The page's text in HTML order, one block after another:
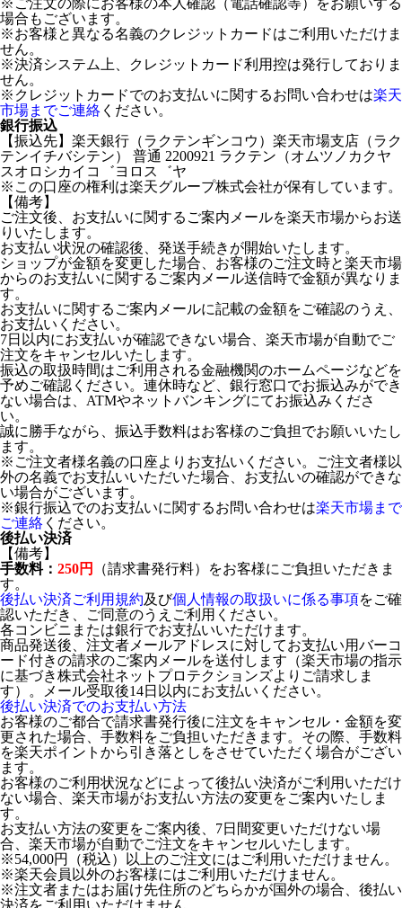
※ご注文の際にお客様の本人確認（電話確認等）をお願いする
場合もございます。
※お客様と異なる名義のクレジットカードはご利用いただけま
せん。
※決済システム上、クレジットカード利用控は発行しておりま
せん。
※クレジットカードでのお支払いに関するお問い合わせは楽天
市場までご連絡 ください。
銀行振込
【振込先】楽天銀行（ラクテンギンコウ）楽天市場支店（ラク
テンイチバシテン） 普通 2200921 ラクテン（オムツノカクヤ
スオロシカイコ゛ヨロス゛ヤ
※この口座の権利は楽天グループ株式会社が保有しています。
【備考】
ご注文後、お支払いに関するご案内メールを楽天市場からお送
りいたします。
お支払い状況の確認後、発送手続きが開始いたします。
ショップが金額を変更した場合、お客様のご注文時と楽天市場
からのお支払いに関するご案内メール送信時で金額が異なりま
す。
お支払いに関するご案内メールに記載の金額をご確認のうえ、
お支払いください。
7日以内にお支払いが確認できない場合、楽天市場が自動でご
注文をキャンセルいたします。
振込の取扱時間はご利用される金融機関のホームページなどを
予めご確認ください。連休時など、銀行窓口でお振込みができ
ない場合は、ATMやネットバンキングにてお振込みくださ
い。
誠に勝手ながら、振込手数料はお客様のご負担でお願いいたし
ます。
※ご注文者様名義の口座よりお支払いください。ご注文者様以
外の名義でお支払いいただいた場合、お支払いの確認ができな
い場合がございます。
※銀行振込でのお支払いに関するお問い合わせは楽天市場まで
ご連絡 ください。
後払い決済
【備考】
手数料： 250円
（請求書発行料）をお客様にご負担いただきま
す。
後払い決済ご利用規約及び個人情報の取扱いに係る事項をご確
認いただき、ご同意のうえご利用ください。
各コンビニまたは銀行でお支払いいただけます。
商品発送後、注文者メールアドレスに対してお支払い用バーコ
ード付きの請求のご案内メールを送付します（楽天市場の指示
に基づき株式会社ネットプロテクションズよりご請求しま
す）。メール受取後14日以内にお支払いください。
後払い決済でのお支払い方法
お客様のご都合で請求書発行後に注文をキャンセル・金額を変
更された場合、手数料をご負担いただきます。その際、手数料
を楽天ポイントから引き落としをさせていただく場合がござい
ます。
お客様のご利用状況などによって後払い決済がご利用いただけ
ない場合、楽天市場がお支払い方法の変更をご案内いたしま
す。
お支払い方法の変更をご案内後、7日間変更いただけない場
合、楽天市場が自動でご注文をキャンセルいたします。
※54,000円（税込）以上のご注文にはご利用いただけません。
※楽天会員以外のお客様にはご利用いただけません。
※注文者またはお届け先住所のどちらかが国外の場合、後払い